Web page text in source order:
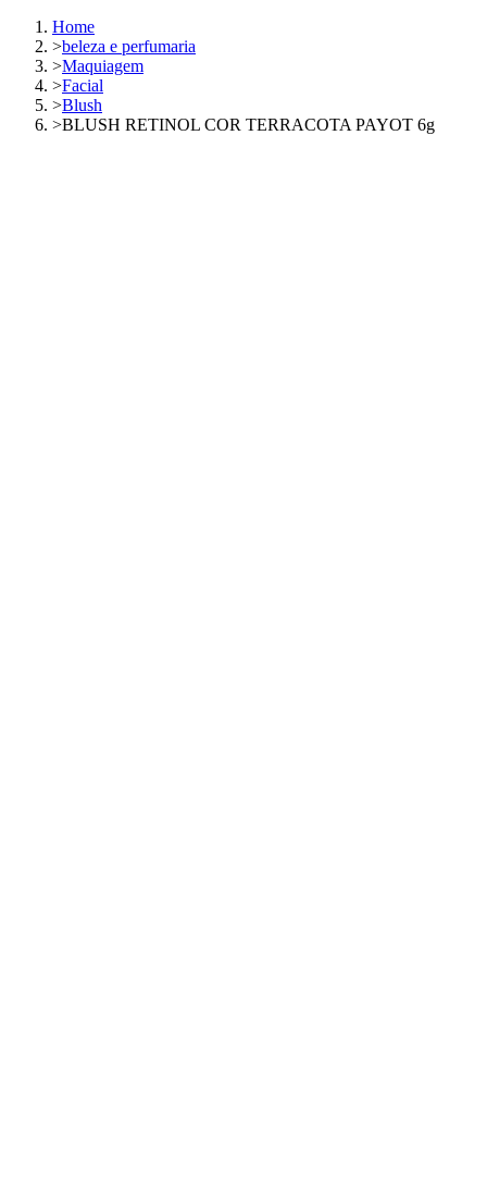
Home
>beleza e perfumaria
>Maquiagem
>Facial
>Blush
>BLUSH RETINOL COR TERRACOTA PAYOT 6g